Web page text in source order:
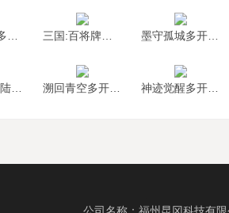
公司名称：福州昆冈科技有